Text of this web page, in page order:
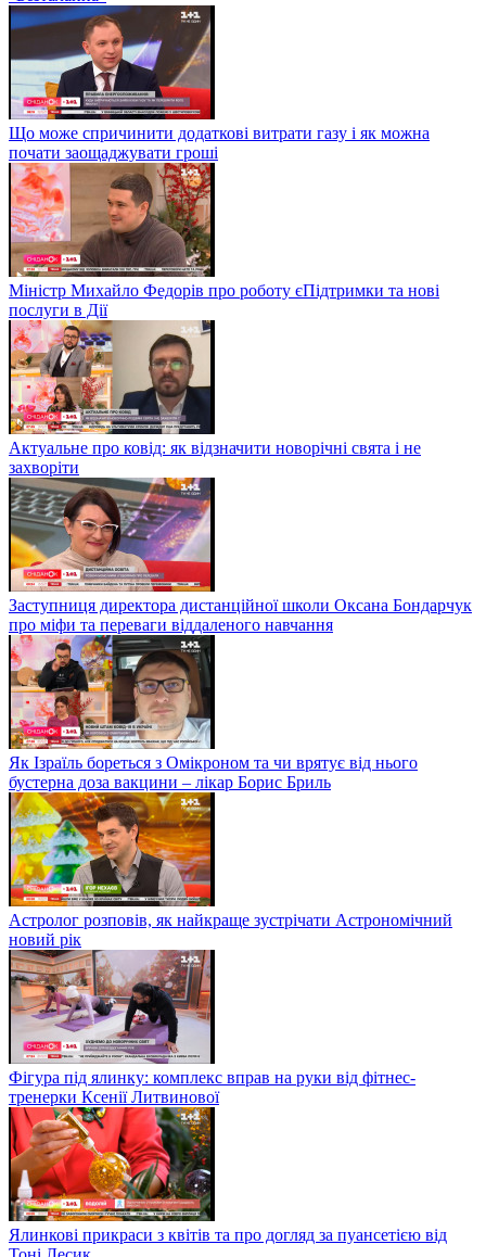
Що може спричинити додаткові витрати газу і як можна
почати заощаджувати гроші
Міністр Михайло Федорів про роботу єПідтримки та нові
послуги в Дії
Актуальне про ковід: як відзначити новорічні свята і не
захворіти
Заступниця директора дистанційної школи Оксана Бондарчук
про міфи та переваги віддаленого навчання
Як Ізраїль бореться з Омікроном та чи врятує від нього
бустерна доза вакцини – лікар Борис Бриль
Астролог розповів, як найкраще зустрічати Астрономічний
новий рік
Фігура під ялинку: комплекс вправ на руки від фітнес-
тренерки Ксенії Литвинової
Ялинкові прикраси з квітів та про догляд за пуансетією від